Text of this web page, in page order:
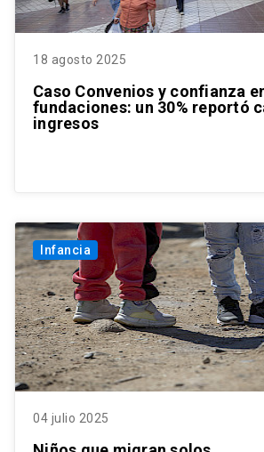
18 agosto 2025
Caso Convenios y confianza
fundaciones: un 30% reportó
ingresos
Infancia
04 julio 2025